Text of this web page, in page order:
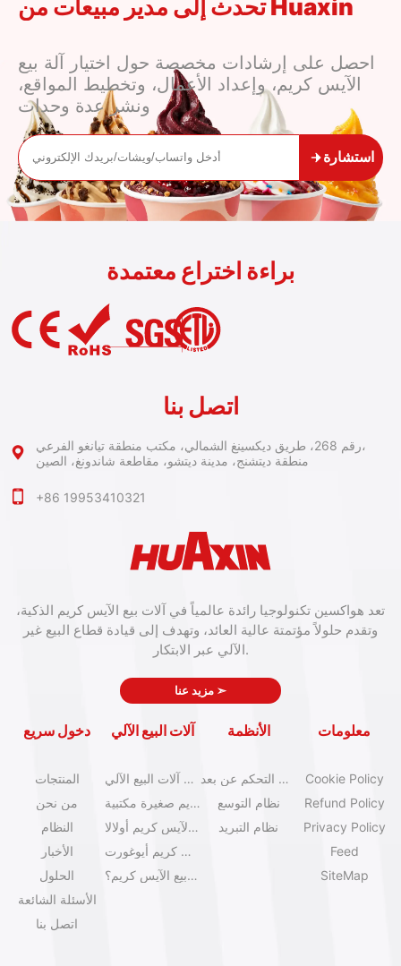
تحدث إلى مدير مبيعات من Huaxin
احصل على إرشادات مخصصة حول اختيار آلة بيع
الآيس كريم، وإعداد الأعمال، وتخطيط المواقع،
ونشر عدة وحدات
استشارة
تعد هواكسين تكنولوجيا رائدة عالمياً في آلات بيع الآيس كريم الذكية،
وتقدم حلولاً مؤتمتة عالية العائد، وتهدف إلى قيادة قطاع البيع غير
الآلي عبر الابتكار.
➣
دخول سريع
المنتجات
من نحن
النظام
الأخبار
الحلول
الأسئلة الشائعة
اتصل بنا
آلات البيع الآلي
كتالوج آلات البيع الآلي
آلات آيس كريم صغيرة مكتبية
آلات بيع الآيس كريم أولالا
آلات آيس كريم أيوغورت
كيف تبدأ عمل بيع الآيس كريم؟
الأنظمة
نظام التحكم عن بعد
نظام التوسع
نظام التبريد
معلومات
Cookie Policy
Refund Policy
Privacy Policy
Feed
SiteMap
براءة اختراع معتمدة
اتصل بنا
رقم 268، طريق ديكسينغ الشمالي، مكتب منطقة تيانغو الفرعي،
منطقة ديتشنج، مدينة ديتشو، مقاطعة شاندونغ، الصين
+86 19953410321